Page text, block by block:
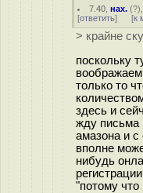
7.40 ,нах. (?
[ответить] [к
> крайне
поскольку
только то
здесь и
жду письма
амазона и с
вполне
нибудь
"потому что